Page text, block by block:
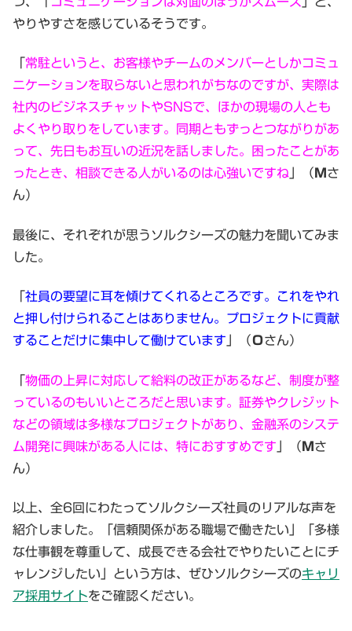
やりやすさを感じているそうです。
常駐というと、お客様やチームのメンバーとしかコミュ
ニケーションを取らないと思われがちなのですが、実際は
社内のビジネスチャットやSNSで、ほかの現場の人とも
よくやり取りをしています。同期ともずっとつながりがあ
って、先日もお互いの近況を話しました。困ったことがあ
ったとき、相談できる人がいるのは心強いですね 」（ Ｍ さ
ん）
最後に、それぞれが思うソルクシーズの魅力を聞いてみま
した。
社員の要望に耳を傾けてくれるところです。これをやれ
と押し付けられることはありません。プロジェクトに貢献
することだけに集中して働けています 」（Ｏさん）
「物価の上昇に対応して給料の改正があるなど、制度が整
っているのもいいところだと思います。証券やクレジット
などの領域は多様なプロジェクトがあり、金融系のシステ
ム開発に興味がある人には、特におすすめです 」（Ｍさ
ん）
以上、全6回にわたってソルクシーズ社員のリアルな声を
紹介しました。「信頼関係がある職場で働きたい」「多様
な仕事観を尊重して、成長できる会社でやりたいことにチ
ャレンジしたい」という方は、ぜひソルクシーズのキャリ
ア採用サイトをご確認ください。